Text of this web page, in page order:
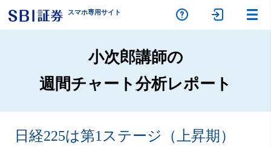
スマホ専用サイト
小次郎講師の
週間チャート分析レポート
日経225は第1ステージ（上昇期）